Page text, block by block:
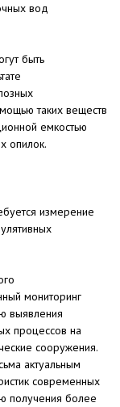
вод
быть
таких веществ
емкостью
опилок.
измерение
мониторинг
выявления
процессов на
сооружения.
актуальным
современных
получения более